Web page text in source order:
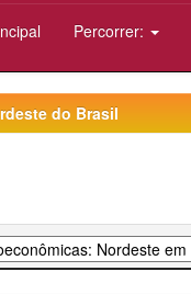
Percorrer:
do Brasil